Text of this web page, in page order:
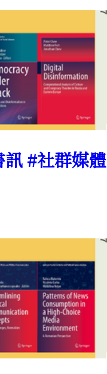
#社群媒體